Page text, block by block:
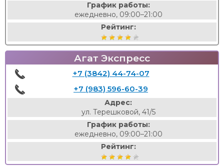
График работы:
ежедневно, 09:00–21:00
Рейтинг:
Агат Экспресс
+7 (3842) 44-74-07
+7 (983) 596-60-39
Адрес:
ул. Терешковой, 41/5
График работы:
ежедневно, 09:00–21:00
Рейтинг: